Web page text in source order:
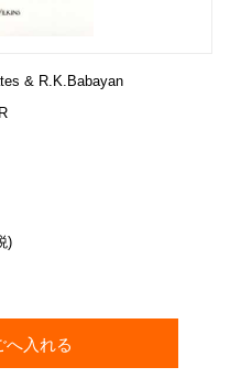
& R.K.Babayan
)